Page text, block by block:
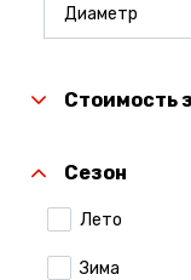
Диаметр
Стоимость
Сезон
Лето
Зима